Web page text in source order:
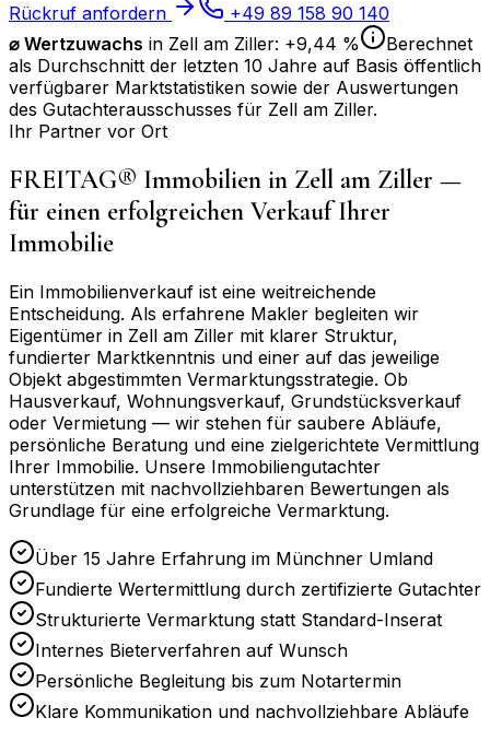
Rückruf anfordern
+49 89 158 90 140
⌀ Wertzuwachs in Zell am Ziller: +9,44 %
Berechnet
als Durchschnitt der letzten 10 Jahre auf Basis öffentlich
verfügbarer Marktstatistiken sowie der Auswertungen
des Gutachterausschusses für Zell am Ziller.
Ihr Partner vor Ort
FREITAG® Immobilien in Zell am Ziller —
für einen erfolgreichen Verkauf Ihrer
Immobilie
Ein Immobilienverkauf ist eine weitreichende
Entscheidung. Als erfahrene Makler begleiten wir
Eigentümer in Zell am Ziller mit klarer Struktur,
fundierter Marktkenntnis und einer auf das jeweilige
Objekt abgestimmten Vermarktungsstrategie. Ob
Hausverkauf, Wohnungsverkauf, Grundstücksverkauf
oder Vermietung — wir stehen für saubere Abläufe,
persönliche Beratung und eine zielgerichtete Vermittlung
Ihrer Immobilie. Unsere Immobiliengutachter
unterstützen mit nachvollziehbaren Bewertungen als
Grundlage für eine erfolgreiche Vermarktung.
Über 15 Jahre Erfahrung im Münchner Umland
Fundierte Wertermittlung durch zertifizierte Gutachter
Strukturierte Vermarktung statt Standard-Inserat
Internes Bieterverfahren auf Wunsch
Persönliche Begleitung bis zum Notartermin
Klare Kommunikation und nachvollziehbare Abläufe